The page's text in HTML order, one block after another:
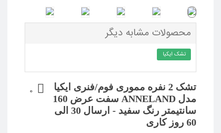
محصولات مشابه دیگر
تشک ایکیا
تشک 2 نفره مموری فوم/فنری ایکیا
مدل ANNELAND سفت عرض 160
سانتیمتر رنگ سفید - ارسال 30 الی
60 روز کاری
0